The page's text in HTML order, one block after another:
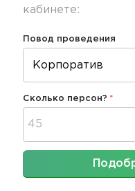
кабинете:
Повод проведения
Сколько персон?